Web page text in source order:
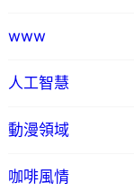
www
人工智慧
動漫領域
咖啡風情